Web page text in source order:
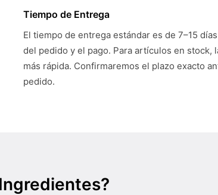
Tiempo de Entrega
El tiempo de entrega estándar es de 7–15
del pedido y el pago. Para artículos en stock,
más rápida. Confirmaremos el plazo exacto
pedido.